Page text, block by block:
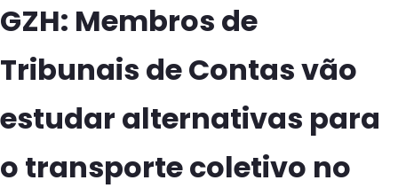
GZH: Membros de
Tribunais de Contas vão
estudar alternativas para
o transporte coletivo no